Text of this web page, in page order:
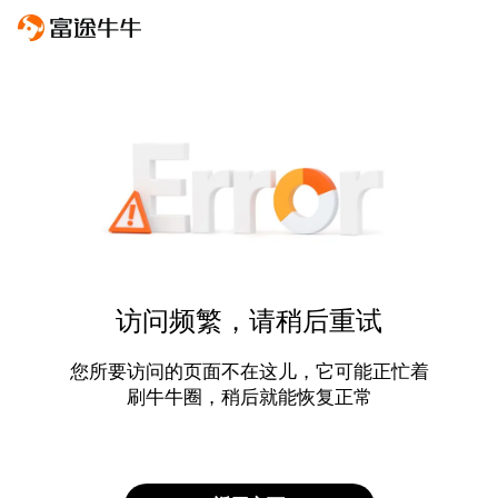
访问频繁，请稍后重试
您所要访问的页面不在这儿，它可能正忙着
刷牛牛圈，稍后就能恢复正常